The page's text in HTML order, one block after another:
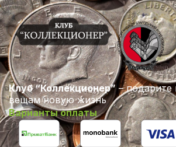
Клуб “Коллекционер” –
вещам новую жизнь
Варианты оплаты